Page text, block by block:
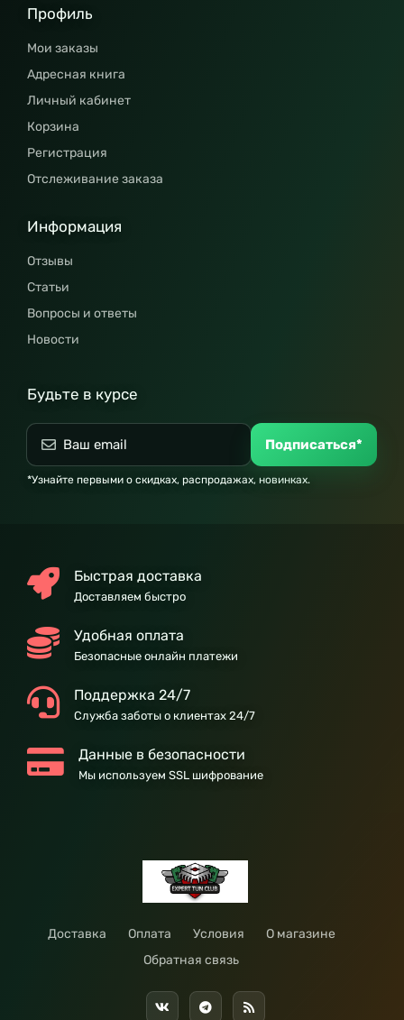
Профиль
Мои заказы
Адресная книга
Личный кабинет
Корзина
Регистрация
Отслеживание заказа
Информация
Отзывы
Статьи
Вопросы и ответы
Новости
Будьте в курсе
Подписаться*
*Узнайте первыми о скидках, распродажах, новинках.
Быстрая доставка
Доставляем быстро
Удобная оплата
Безопасные онлайн платежи
Поддержка 24/7
Служба заботы о клиентах 24/7
Данные в безопасности
Мы используем SSL шифрование
Доставка Оплата Условия
О магазине
Обратная связь